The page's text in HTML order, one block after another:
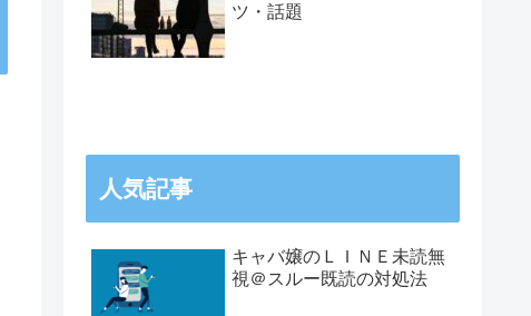
ツ・話題
人気記事
キャバ嬢のＬＩＮＥ未読無
視＠スルー既読の対処法